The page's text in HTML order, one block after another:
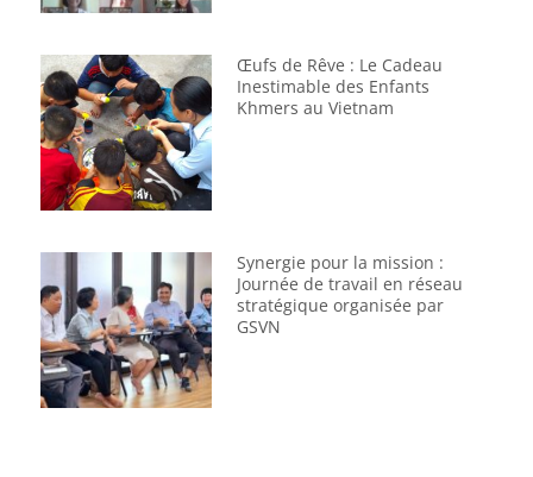
Œufs de Rêve : Le Cadeau
Inestimable des Enfants
Khmers au Vietnam
Synergie pour la mission :
Journée de travail en réseau
stratégique organisée par
GSVN